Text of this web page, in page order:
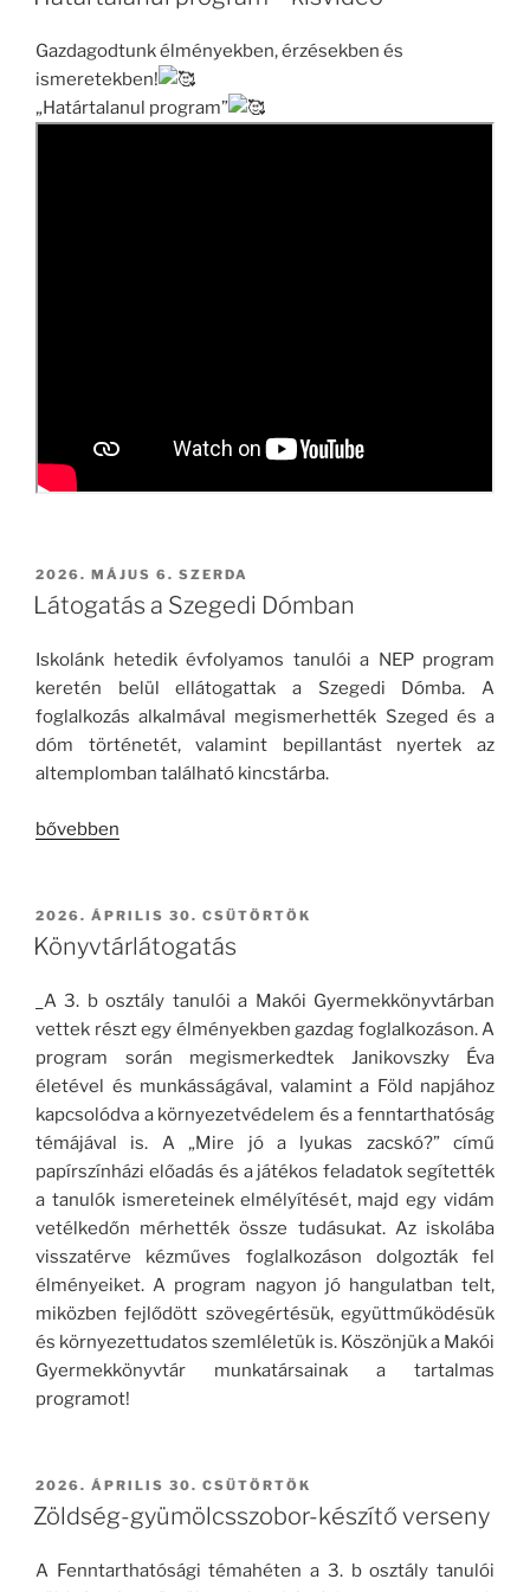
Gazdagodtunk élményekben, érzésekben és
ismeretekben!
„Határtalanul program”
BEKÜLDVE:
2026. MÁJUS 6. SZERDA
Látogatás a Szegedi Dómban
Iskolánk hetedik évfolyamos tanulói a NEP program
keretén belül ellátogattak a Szegedi Dómba. A
foglalkozás alkalmával megismerhették Szeged és a
dóm történetét, valamint bepillantást nyertek az
altemplomban található kincstárba.
„Látogatás
Dómban”
bővebben
BEKÜLDVE:
2026. ÁPRILIS 30. CSÜTÖRTÖK
Könyvtárlátogatás
A 3. b osztály tanulói a Makói Gyermekkönyvtárban
vettek részt egy élményekben gazdag foglalkozáson. A
program során megismerkedtek Janikovszky Éva
életével és munkásságával, valamint a Föld napjához
kapcsolódva a környezetvédelem és a fenntarthatóság
témájával is. A „Mire jó a lyukas zacskó?” című
papírszínházi előadás és a játékos feladatok segítették
a tanulók ismereteinek elmélyítését, majd egy vidám
vetélkedőn mérhették össze tudásukat. Az iskolába
visszatérve kézműves foglalkozáson dolgozták fel
élményeiket. A program nagyon jó hangulatban telt,
miközben fejlődött szövegértésük, együttműködésük
és környezettudatos szemléletük is. Köszönjük a Makói
Gyermekkönyvtár munkatársainak a tartalmas
programot!
BEKÜLDVE:
2026. ÁPRILIS 30. CSÜTÖRTÖK
Zöldség-gyümölcsszobor-készítő verseny
A Fenntarthatósági témahéten a 3. b osztály tanulói